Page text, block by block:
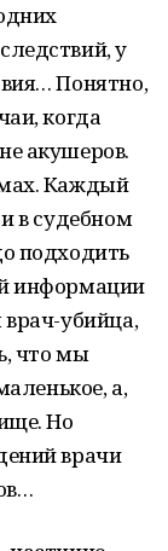
у
Понятно,
когда
акушеров.
Каждый
в судебном
подходить
информации
убийца,
что мы
а,
Но
врачи